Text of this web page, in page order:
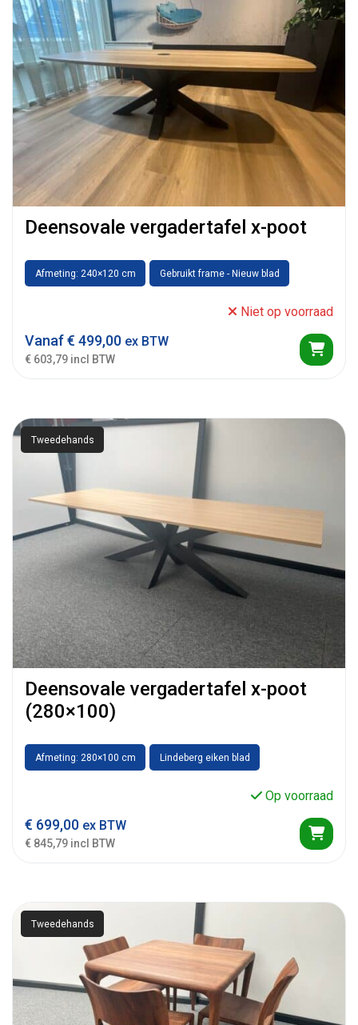
Deensovale vergadertafel x-poot
Afmeting: 240×120 cm Gebruikt frame - Nieuw blad
Niet op voorraad
Vanaf€ 499,00 ex BTW
€ 603,79 incl BTW
Tweedehands
Deensovale vergadertafel x-poot
(280×100)
Afmeting: 280×100 cm Lindeberg eiken blad
Op voorraad
€ 699,00 ex BTW
€ 845,79 incl BTW
Tweedehands